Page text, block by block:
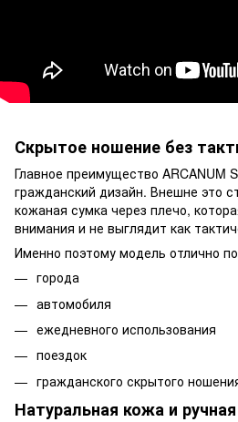
Скрытое ношение без
Главное преимущество ARCANUM
гражданский дизайн. Внешне это
кожаная сумка через плечо,
внимания и не выглядит как
Именно поэтому модель отлично
города
автомобиля
ежедневного использования
поездок
гражданского скрытого
Натуральная кожа и